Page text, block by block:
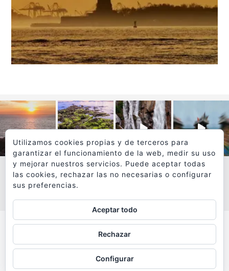
VER MÁS
Todos los textos y fotografías de
www.viajesyfotografia.comson propiedad de su autor
y están protegidos por © Copyright
Utilizamos cookies propias y de terceros para
garantizar el funcionamiento de la web, medir su uso
y mejorar nuestros servicios. Puede aceptar todas
las cookies, rechazar las no necesarias o configurar
sus preferencias.
Aceptar todo
Rechazar
Configurar